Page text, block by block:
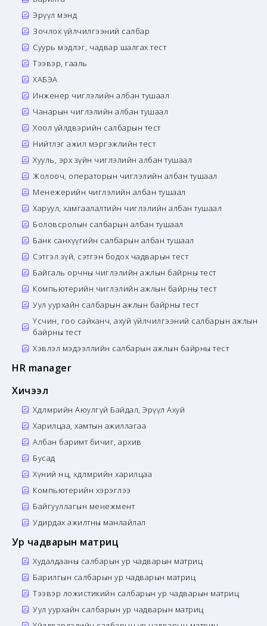
Эрүүл мэнд
Зочлох үйлчилгээний салбар
Суурь мэдлэг, чадвар шалгах тест
Тээвэр, гааль
ХАБЭА
Инженер чиглэлийн албан тушаал
Чанарын чиглэлийн албан тушаал
Хоол үйлдвэрийн салбарын тест
Нийтлэг ажил мэргэжлийн тест
Хууль, эрх зүйн чиглэлийн албан тушаал
Жолооч, операторын чиглэлийн албан тушаал
Менежерийн чиглэлийн албан тушаал
Харуул, хамгаалалтийн чиглэлийн албан тушаал
Боловсролын салбарын албан тушаал
Банк санхүүгийн салбарын албан тушаал
Сэтгэл зүй, сэтгэн бодох чадварын тест
Байгаль орчны чиглэлийн ажлын байрны тест
Компьютерийн чиглэлийн ажлын байрны тест
Уул уурхайн салбарын ажлын байрны тест
Үсчин, гоо сайханч, ахуй үйлчилгээний салбарын ажлын
байрны тест
Хэвлэл мэдээллийн салбарын ажлын байрны тест
HR manager
Хичээл
Хөдөлмөрийн Аюулгүй Байдал, Эрүүл Ахуй
Харилцаа, хамтын ажиллагаа
Албан баримт бичиг, архив
Бусад
Хүний нөөц, хөдөлмөрийн харилцаа
Компьютерийн хэрэглээ
Байгууллагын менежмент
Удирдах ажилтны манлайлал
Ур чадварын матриц
Худалдааны салбарын ур чадварын матриц
Барилгын салбарын ур чадварын матриц
Тээвэр ложистикийн салбарын ур чадварын матриц
Уул уурхайн салбарын ур чадварын матриц